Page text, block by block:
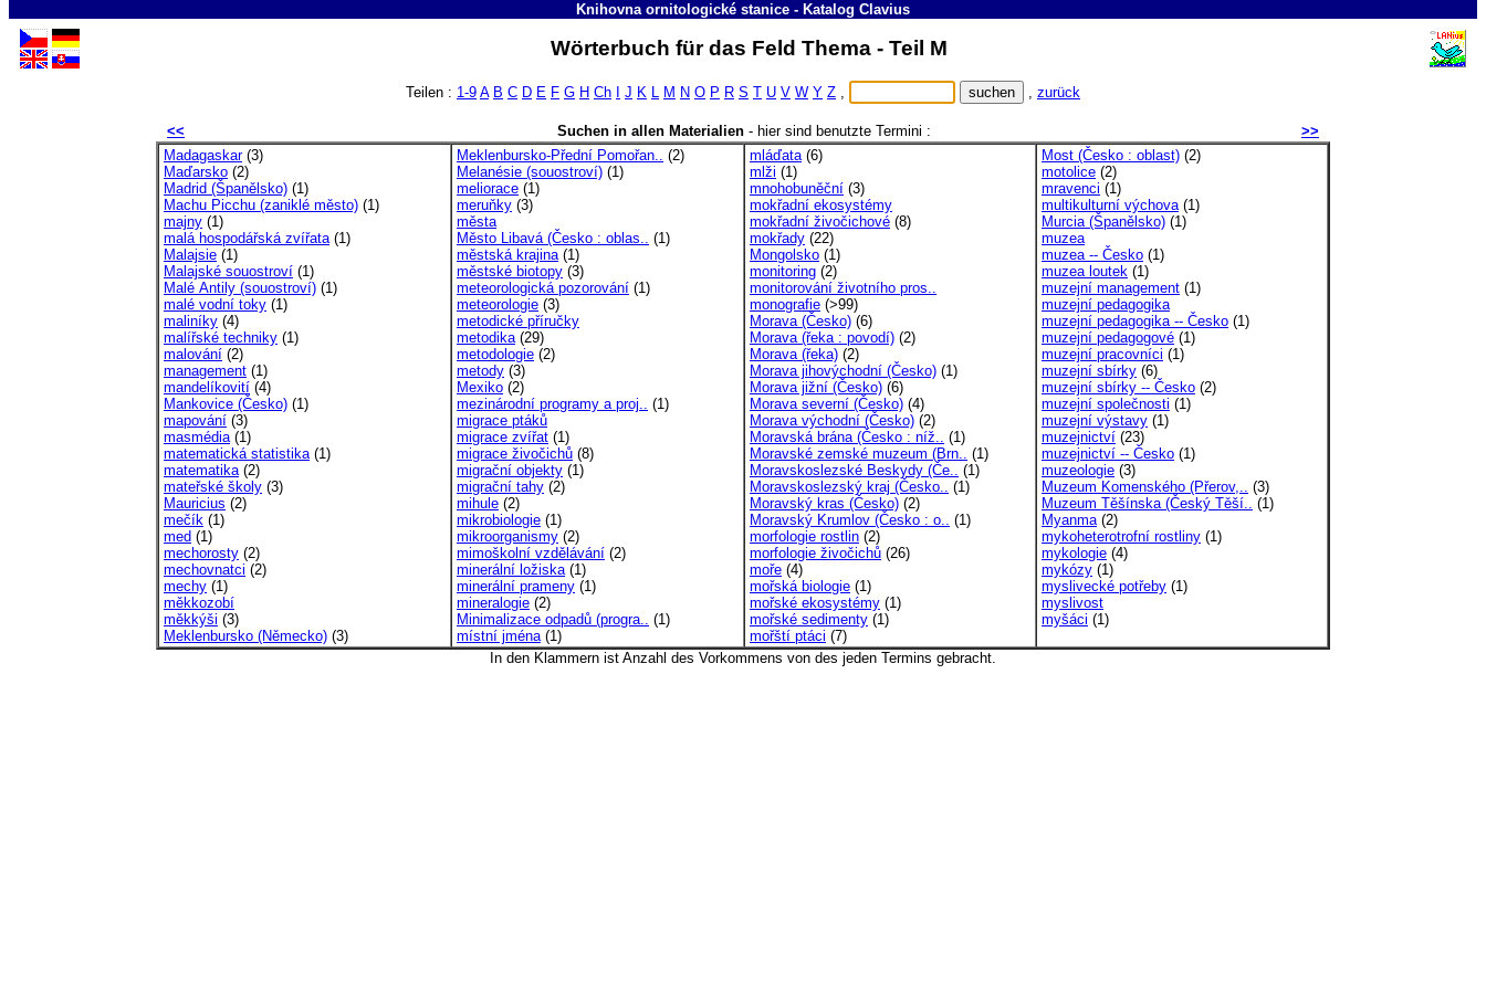
Knihovna ornitologické stanice - Katalog Clavius
Wörterbuch für das Feld Thema - Teil M
Teilen : 1-9 A B C D E F G H Ch J K L M N O P R S T U V W Y Z , , zurück
<< Suchen in allen Materialien- hier sind benutzte Termini :
>>
Madagaskar(3)
Maďarsko (2)
Madrid (Španělsko) (1)
Machu Picchu (zaniklé město) (1)
majny (1)
malá hospodářská zvířata(1)
Malajsie (1)
Malajské souostroví (1)
Malé Antily (souostroví) (1)
malé vodní toky (1)
maliníky (4)
malířské techniky (1)
malování (2)
management (1)
mandelíkovití (4)
Mankovice (Česko) (1)
mapování (3)
masmédia(1)
matematická statistika(1)
matematika(2)
mateřské školy (3)
Mauricius (2)
mečík (1)
med (1)
mechorosty (2)
mechovnatci (2)
mechy (1)
měkkozobí
měkkýši (3)
Meklenbursko (Německo) (3)
Meklenbursko-Přední Pomořan.. (2)
Melanésie (souostroví) (1)
meliorace (1)
meruňky (3)
města
Město Libavá (Česko : oblas.. (1)
městská krajina(1)
městské biotopy (3)
meteorologická pozorování (1)
meteorologie (3)
metodické příručky
metodika(29)
metodologie (2)
metody (3)
Mexiko (2)
mezinárodní programy a proj.. (1)
migrace ptáků
migrace zvířat (1)
migrace živočichů (8)
migrační objekty (1)
migrační tahy (2)
mihule (2)
mikrobiologie (1)
mikroorganismy (2)
mimoškolní vzdělávání (2)
minerální ložiska(1)
minerální prameny (1)
mineralogie (2)
Minimalizace odpadů (progra.. (1)
místní jména(1)
mláďata(6)
mlži (1)
mnohobuněční (3)
mokřadní ekosystémy
mokřadní živočichové (8)
mokřady (22)
Mongolsko (1)
monitoring (2)
monitorování životního pros..
monografie (>99)
Morava (Česko) (6)
Morava (řeka : povodí) (2)
Morava (řeka) (2)
Morava jihovýchodní (Česko) (1)
Morava jižní (Česko) (6)
Morava severní (Česko) (4)
Morava východní (Česko) (2)
Moravská brána (Česko : níž.. (1)
Moravské zemské muzeum (Brn.. (1)
Moravskoslezské Beskydy (Če.. (1)
Moravskoslezský kraj (Česko.. (1)
Moravský kras (Česko) (2)
Moravský Krumlov (Česko : o.. (1)
morfologie rostlin (2)
morfologie živočichů (26)
moře (4)
mořská biologie (1)
mořské ekosystémy (1)
mořské sedimenty (1)
mořští ptáci (7)
Most (Česko : oblast) (2)
motolice (2)
mravenci (1)
multikulturní výchova(1)
Murcia (Španělsko) (1)
muzea
muzea -- Česko (1)
muzea loutek (1)
muzejní management (1)
muzejní pedagogika
muzejní pedagogika -- Česko (1)
muzejní pedagogové (1)
muzejní pracovníci (1)
muzejní sbírky (6)
muzejní sbírky -- Česko (2)
muzejní společnosti (1)
muzejní výstavy (1)
muzejnictví (23)
muzejnictví -- Česko (1)
muzeologie (3)
Muzeum Komenského (Přerov,.. (3)
Muzeum Těšínska (Český Těší.. (1)
Myanma(2)
mykoheterotrofní rostliny (1)
mykologie (4)
mykózy (1)
myslivecké potřeby (1)
myslivost
myšáci (1)
In den Klammern ist Anzahl des Vorkommens von des jeden Termins gebracht.